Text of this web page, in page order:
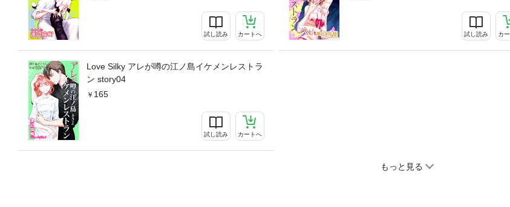
試し読み カートへ 試し読み カ
Love Silky アレが噂の江ノ島イケメンレストラ
ン story04
165
試し読み カートへ
もっと見る